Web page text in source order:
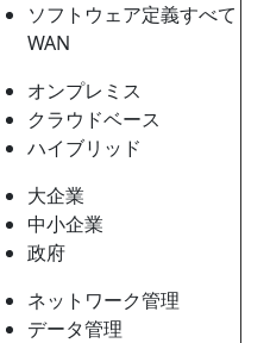
ソフトウェア定義すべて
WAN
オンプレミス
クラウドベース
ハイブリッド
大企業
中小企業
政府
ネットワーク管理
データ管理